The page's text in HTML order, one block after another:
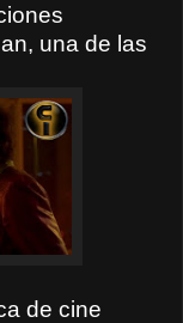
una de las
de cine